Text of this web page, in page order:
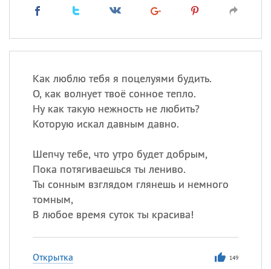
Как люблю тебя я поцелуями будить.
О, как волнует твоё сонное тепло.
Ну как такую нежность не любить?
Которую искал давным давно.
Шепчу тебе, что утро будет добрым,
Пока потягиваешься ты лениво.
Ты сонным взглядом глянешь и немного
томным,
В любое время суток ты красива!
Открытка 149